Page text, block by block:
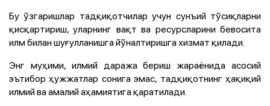
Бу ўзгаришлар тадқиқотчилар учун сунъий тўсиқларни
қисқартириш, уларнинг вақт ва ресурсларини бевосита
илм билан шуғулланишга йўналтиришга хизмат қилади.
Энг муҳими, илмий даража бериш жараёнида асосий
эътибор ҳужжатлар сонига эмас, тадқиқотнинг ҳақиқий
илмий ва амалий аҳамиятига қаратилади.